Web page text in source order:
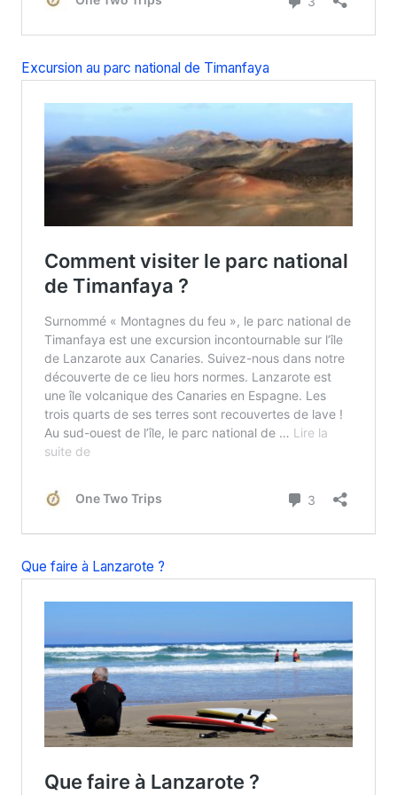
Excursion au parc national de Timanfaya
Que faire à Lanzarote ?